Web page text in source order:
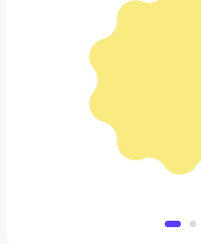
AHAVA Time To Clear